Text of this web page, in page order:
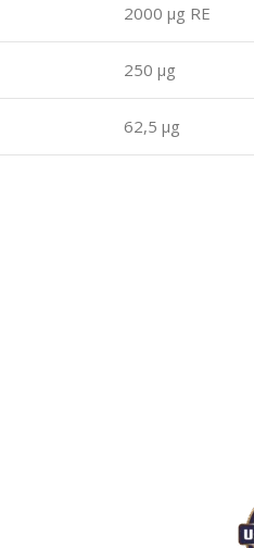
2000 μg RE
250 μg
62,5 μg